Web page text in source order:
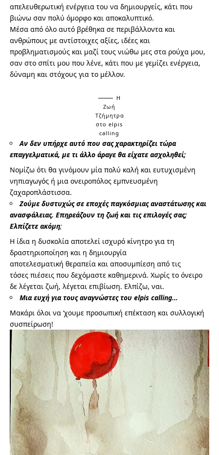
απελευθερωτική ενέργεια του να δημιουργείς, κάτι που
βιώνω σαν πολύ όμορφο και αποκαλυπτικό.
Μέσα από όλο αυτό βρέθηκα σε περιβάλλοντα και
ανθρώπους με αντίστοιχες αξίες, ιδέες και
προβληματισμούς και μαζί τους νιώθω μες στα ρούχα μου,
σαν στο σπίτι μου που λένε, κάτι που με γεμίζει ενέργεια,
δύναμη και στόχους για το μέλλον.
Η
Ζωή
Τζήμητρα
στο elpis
calling
Αν δεν υπήρχε αυτό που σας χαρακτηρίζει τώρα
επαγγελματικά, με τι άλλο άραγε θα είχατε ασχοληθεί;
Νομίζω ότι θα γινόμουν μία πολύ καλή και ευτυχισμένη
νηπιαγωγός ή μια ονειροπόλος εμπνευσμένη
ζαχαροπλάστισσα.
Ζούμε δυστυχώς σε εποχές παγκόσμιας αναστάτωσης και
ανασφάλειας. Επηρεάζουν τη ζωή και τις επιλογές σας;
Ελπίζετε ακόμη;
Η ίδια η δυσκολία αποτελεί ισχυρό κίνητρο για τη
δραστηριοποίηση και η δημιουργία
αποτελεσματική θεραπεία και αποσυμπίεση από τις
τόσες πιέσεις που δεχόμαστε καθημερινά. Χωρίς το όνειρο
δε λέγεται ζωή, λέγεται επιβίωση. Ελπίζω, ναι.
Μια ευχή για τους αναγνώστες του elpis calling…
Μακάρι όλοι να ‘χουμε προσωπική επέκταση και συλλογική
συσπείρωση!